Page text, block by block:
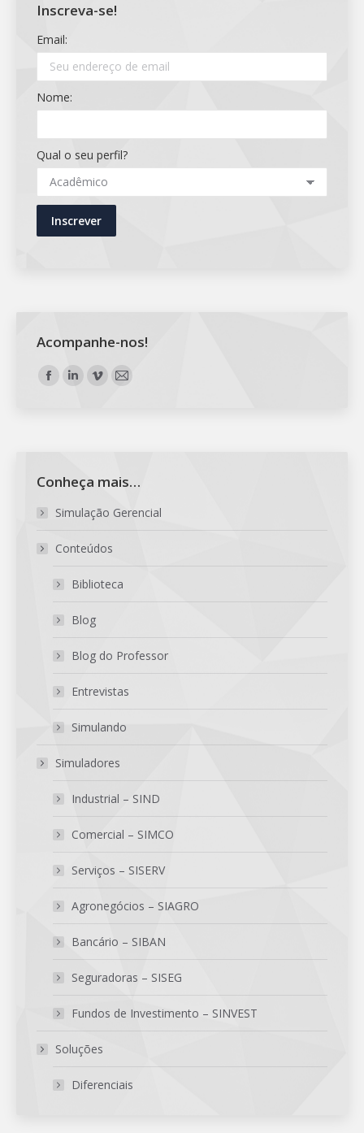
Inscreva-se!
Email:
Nome:
Qual o seu perfil?
Acompanhe-nos!
Encontre-nos em:
Facebook
window
Linkedin
window
Vimeo
window
Mail
window
Conheça mais…
Simulação Gerencial
Conteúdos
Biblioteca
Blog
Blog do Professor
Entrevistas
Simulando
Simuladores
Industrial – SIND
Comercial – SIMCO
Serviços – SISERV
Agronegócios – SIAGRO
Bancário – SIBAN
Seguradoras – SISEG
Fundos de Investimento – SINVEST
Soluções
Diferenciais